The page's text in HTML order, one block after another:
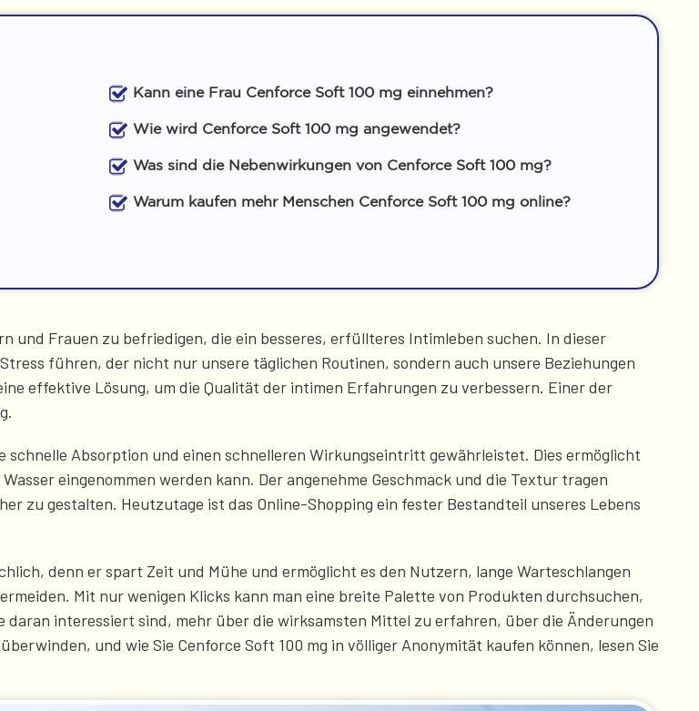
Kann eine Frau Cenforce Soft 100 mg einnehmen?
Wie wird Cenforce Soft 100 mg angewendet?
Was sind die Nebenwirkungen von Cenforce Soft 100 mg?
Warum kaufen mehr Menschen Cenforce Soft 100 mg online?
und Frauen zu befriedigen, die ein besseres, erfüllteres Intimleben suchen. In dieser
führen, der nicht nur unsere täglichen Routinen, sondern auch unsere Beziehungen
effektive Lösung, um die Qualität der intimen Erfahrungen zu verbessern. Einer der
Absorption und einen schnelleren Wirkungseintritt gewährleistet. Dies ermöglicht
eingenommen werden kann. Der angenehme Geschmack und die Textur tragen
zu gestalten. Heutzutage ist das Online-Shopping ein fester Bestandteil unseres Lebens
denn er spart Zeit und Mühe und ermöglicht es den Nutzern, lange Warteschlangen
Mit nur wenigen Klicks kann man eine breite Palette von Produkten durchsuchen,
interessiert sind, mehr über die wirksamsten Mittel zu erfahren, über die Änderungen
und wie Sie Cenforce Soft 100 mg in völliger Anonymität kaufen können, lesen Sie